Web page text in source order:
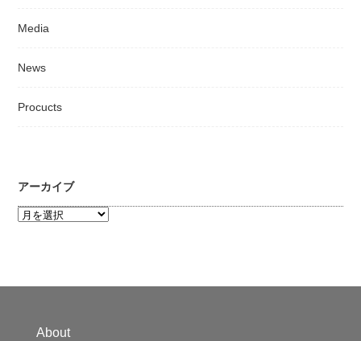
Media
News
Procucts
アーカイブ
ア
ー
About